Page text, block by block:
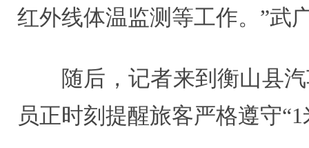
红外线体温监测等工作。”武
随后，记者来到衡山县
员正时刻提醒旅客严格遵守